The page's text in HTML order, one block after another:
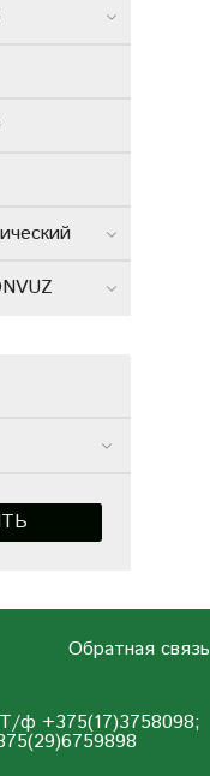
Обратная связь
ф +375(17)3758098;